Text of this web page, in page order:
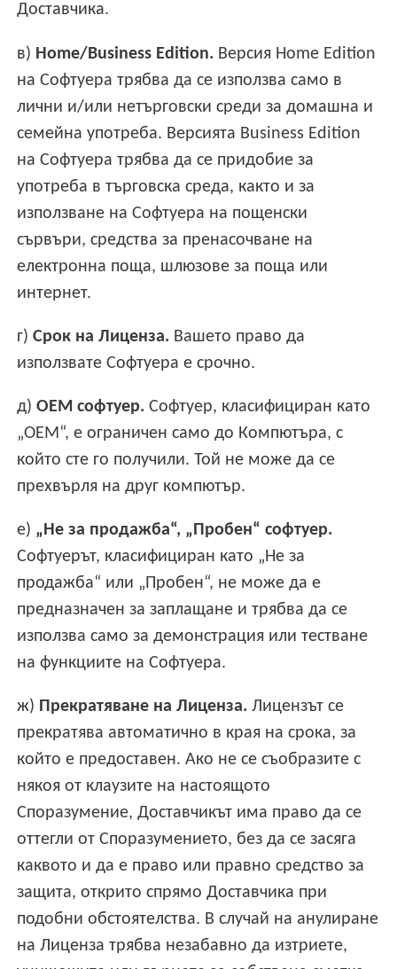
Доставчика.
в) Home/Business Edition. Версия Home Edition
на Софтуера трябва да се използва само в
лични и/или нетърговски среди за домашна и
семейна употреба. Версията Business Edition
на Софтуера трябва да се придобие за
употреба в търговска среда, както и за
използване на Софтуера на пощенски
сървъри, средства за пренасочване на
електронна поща, шлюзове за поща или
интернет.
г)Срок на Лиценза. Вашето право да
използвате Софтуера е срочно.
д)OEM софтуер. Софтуер, класифициран като
„OEM“, е ограничен само до Компютъра, с
който сте го получили. Той не може да се
прехвърля на друг компютър.
е) „Не за продажба“, „Пробен“ софтуер.
Софтуерът, класифициран като „Не за
продажба“ или „Пробен“, не може да е
предназначен за заплащане и трябва да се
използва само за демонстрация или тестване
на функциите на Софтуера.
ж) Прекратяване на Лиценза. Лицензът се
прекратява автоматично в края на срока, за
който е предоставен. Ако не се съобразите с
някоя от клаузите на настоящото
Споразумение, Доставчикът има право да се
оттегли от Споразумението, без да се засяга
каквото и да е право или правно средство за
защита, открито спрямо Доставчика при
подобни обстоятелства. В случай на анулиране
на Лиценза трябва незабавно да изтриете,